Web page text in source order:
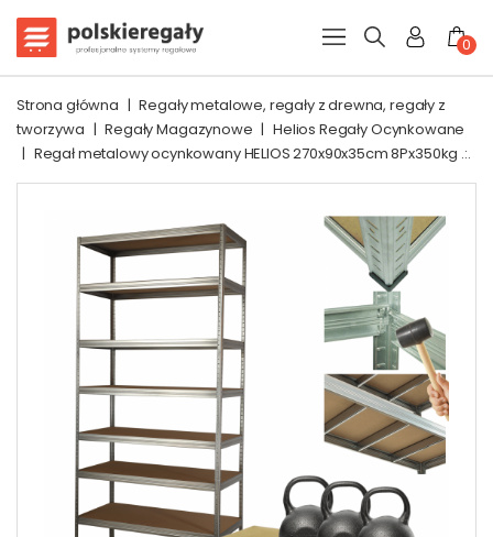
0
Strona główna | Regały metalowe, regały z drewna, regały z
tworzywa | Regały Magazynowe | Helios Regały Ocynkowane
| Regał metalowy ocynkowany HELIOS 270x90x35cm 8Px350kg .:.